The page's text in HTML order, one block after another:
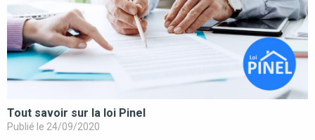
Tout savoir sur la loi Pinel
Publié le 24/09/2020